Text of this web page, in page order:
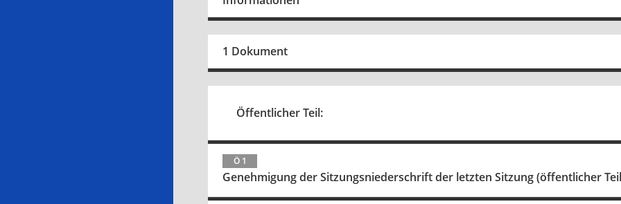
1 Dokument
Öffentlicher Teil:
Ö 1
Genehmigung der Sitzungsniederschrift der letzten Sitzung (öffentlicher